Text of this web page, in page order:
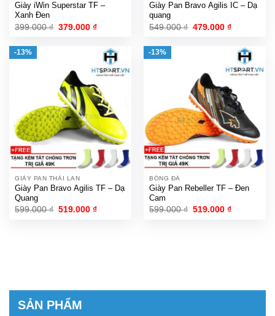
Giày iWin Superstar TF –
Xanh Đen
399.000₫ Giá
379.000₫Giá
là:
379.000 ₫.
Giày Pan Bravo Agilis IC – Dạ
quang
549.000₫ Giá
479.000₫Giá
là:
479.000 ₫.
-13%
GIÀY PAN THÁI LAN
Giày Pan Bravo Agilis TF – Dạ
Quang
599.000₫ Giá
519.000₫Giá
-13%
BÓNG ĐÁ
Giày Pan Rebeller TF – Đen
Cam
599.000₫ Giá
519.000₫Giá
SẢN PHẨM